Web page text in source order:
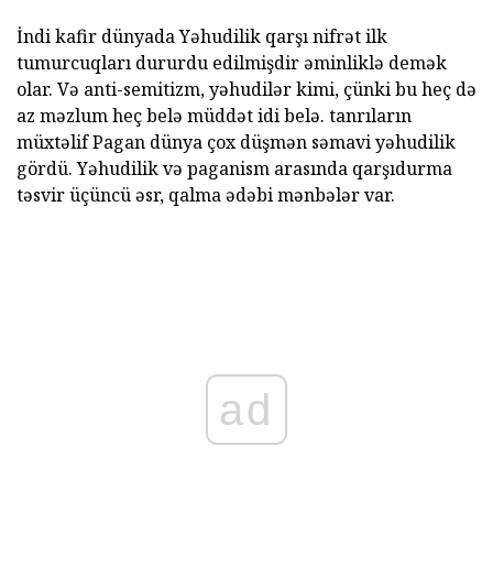
İndi kafir dünyada Yəhudilik qarşı nifrət ilk
tumurcuqları dururdu edilmişdir əminliklə demək
olar. Və anti-semitizm, yəhudilər kimi, çünki bu heç də
az məzlum heç belə müddət idi belə. tanrıların
müxtəlif Pagan dünya çox düşmən səmavi yəhudilik
gördü. Yəhudilik və paganism arasında qarşıdurma
təsvir üçüncü əsr, qalma ədəbi mənbələr var.
ad